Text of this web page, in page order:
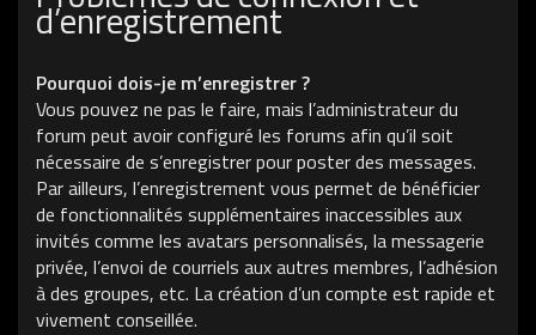
d’enregistrement
Pourquoi dois-je m’enregistrer ?
Vous pouvez ne pas le faire, mais l’administrateur du
forum peut avoir configuré les forums afin qu’il soit
nécessaire de s’enregistrer pour poster des messages.
Par ailleurs, l’enregistrement vous permet de bénéficier
de fonctionnalités supplémentaires inaccessibles aux
invités comme les avatars personnalisés, la messagerie
privée, l’envoi de courriels aux autres membres, l’adhésion
à des groupes, etc. La création d’un compte est rapide et
vivement conseillée.